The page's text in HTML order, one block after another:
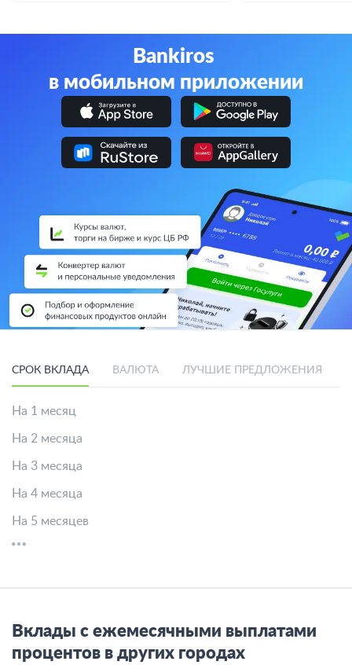
Bankiros
в мобильном приложении
СРОК ВКЛАДА ВАЛЮТА ЛУЧШИЕ ПРЕДЛОЖЕНИЯ
На 1 месяц
На 2 месяца
На 3 месяца
На 4 месяца
На 5 месяцев
Вклады с ежемесячными выплатами
процентов в других городах